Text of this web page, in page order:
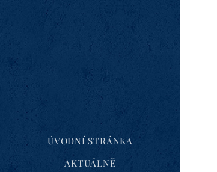
ÚVODNÍ STRÁNKA
AKTUÁLNĚ